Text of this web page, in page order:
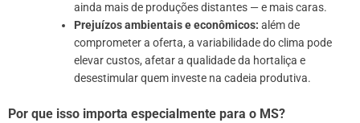
ainda mais de produções distantes — e mais caras.
Prejuízos ambientais e econômicos: além de
comprometer a oferta, a variabilidade do clima pode
elevar custos, afetar a qualidade da hortaliça e
desestimular quem investe na cadeia produtiva.
Por que isso importa especialmente para o MS?